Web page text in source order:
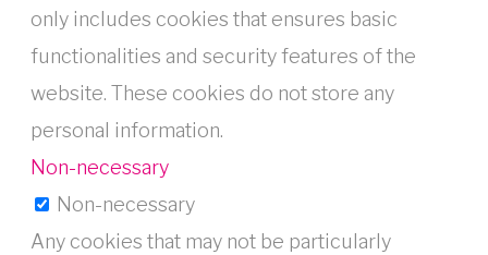
only includes cookies that ensures basic
functionalities and security features of the
website. These cookies do not store any
personal information.
Non-necessary
Non-necessary
Any cookies that may not be particularly